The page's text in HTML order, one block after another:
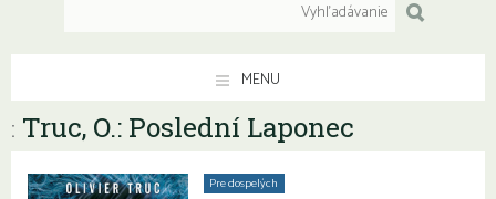
MENU
: Truc, O.: Poslední Laponec
Pre dospelých